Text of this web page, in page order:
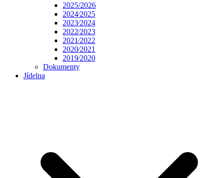
2025/2026
2024⁄2025
2023⁄2024
2022⁄2023
2021⁄2022
2020⁄2021
2019⁄2020
Dokumenty
Jídelna